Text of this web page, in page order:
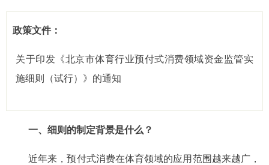
政策文件：
关于印发《北京市体育行业预付式消费领域资金监管实
施细则（试行）》的通知
一、 细则 的制定背景是什么？
近年来，预付式消费在体育领域的应用范围越来越广，